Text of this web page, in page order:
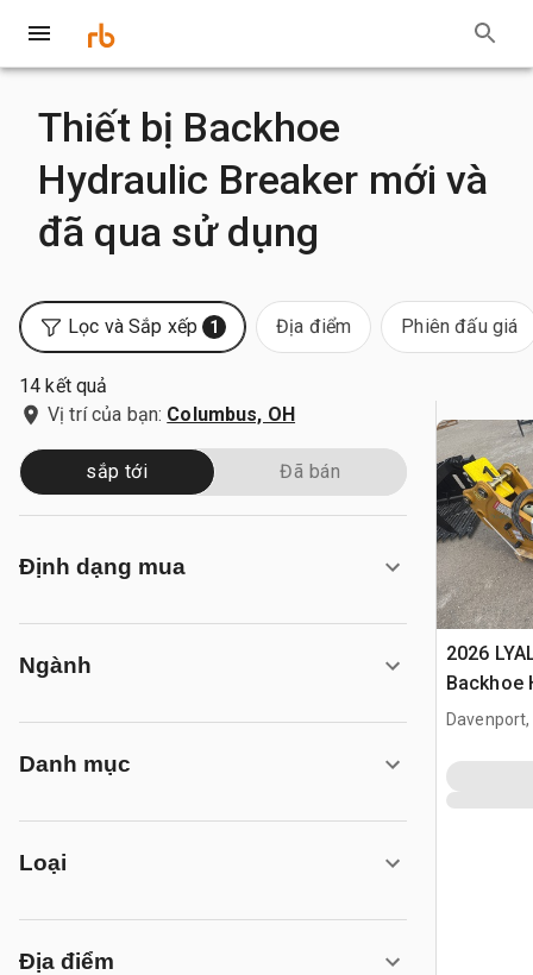
Thiết bị Backhoe
Hydraulic Breaker mới và
đã qua sử dụng
Lọc và Sắp xếp 1 Địa điểm Phiên đấu giá
14 kết quả
Vị trí của bạn: Columbus, OH
sắp tới Đã bán
Định dạng mua
Ngành
Danh mục
Loại
Địa điểm
2026
Backhoe
(Unused)
Davenport,